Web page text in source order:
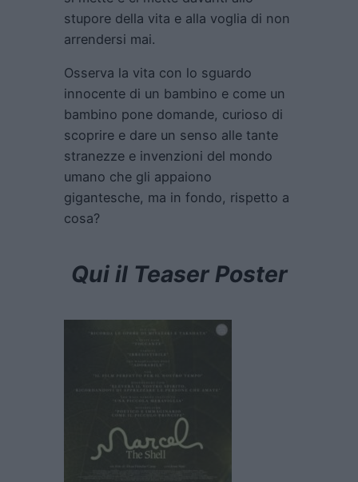
stupore della vita e alla voglia di non
arrendersi mai.
Osserva la vita con lo sguardo
innocente di un bambino e come un
bambino pone domande, curioso di
scoprire e dare un senso alle tante
stranezze e invenzioni del mondo
umano che gli appaiono
gigantesche, ma in fondo, rispetto a
cosa?
Qui il Teaser Poster